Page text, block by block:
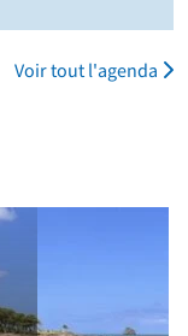
Voir tout l'agenda